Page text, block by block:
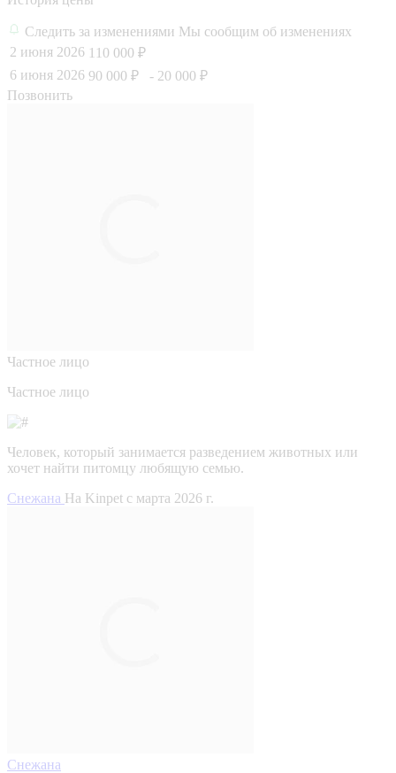
Следить за изменениями Мы сообщим об изменениях
2 июня 2026 110 000 ₽
6 июня 2026 90 000 ₽
- 20 000 ₽
Позвонить
Частное лицо
Частное лицо
Человек, который занимается разведением животных или
хочет найти питомцу любящую семью.
Снежана На Kinpet c марта 2026 г.
Снежана